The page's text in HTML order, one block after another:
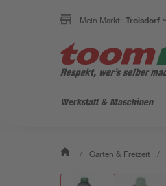
Mein Markt: Troisdorf
Werkstatt & Maschinen
/ Garten & Freizeit /